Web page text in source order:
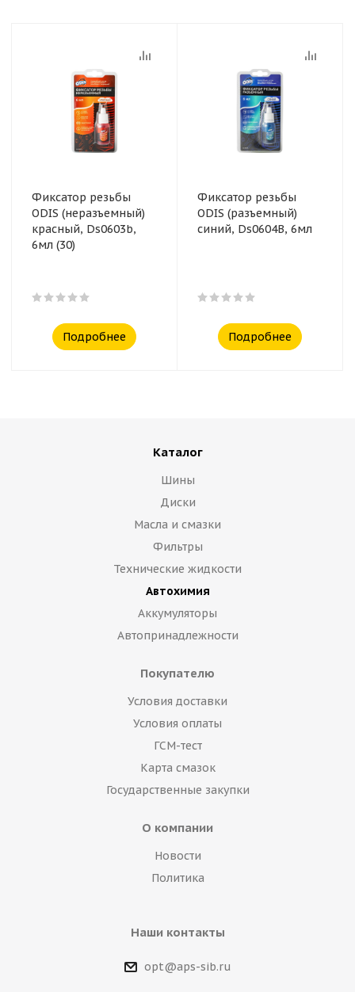
Фиксатор резьбы
ODIS (неразъемный)
красный, Ds0603b,
6мл (30)
Подробнее
Фиксатор резьбы
ODIS (разъемный)
синий, Ds0604B, 6мл
Подробнее
Каталог
Шины
Диски
Масла и смазки
Фильтры
Технические жидкости
Автохимия
Аккумуляторы
Автопринадлежности
Покупателю
Условия доставки
Условия оплаты
ГСМ-тест
Карта смазок
Государственные закупки
О компании
Новости
Политика
Наши контакты
opt@aps-sib.ru